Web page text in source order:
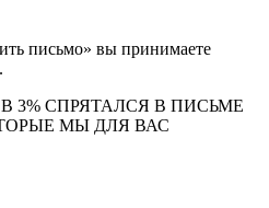
письмо» вы принимаете
.
СПРЯТАЛСЯ В ПИCЬМЕ
МЫ ДЛЯ ВАС